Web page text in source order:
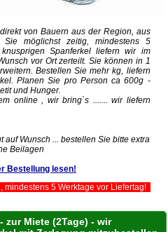
von Bauern aus der Region, aus
Sie möglichst zeitig, mindestens 5
Spanferkel liefern wir im
vor Ort zerteilt. Sie können in 1
Bestellen Sie mehr kg, liefern
Planen Sie pro Person ca 600g -
und Hunger.
online , wir bring`s ....... wir liefern
auf Wunsch ... bestellen Sie bitte extra
Beilagen
Bestellung lesen!
mindestens 5 Werktage vor Liefertag!
zur Miete (2Tage) - wir